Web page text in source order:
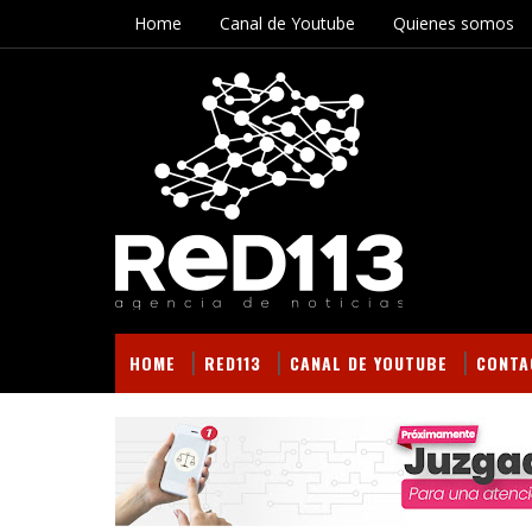
Home Canal de Youtube Quienes somos
HOME RED113 CANAL DE YOUTUBE